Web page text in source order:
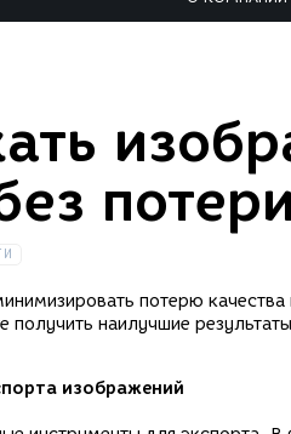
потерю
наилучшие
изображений